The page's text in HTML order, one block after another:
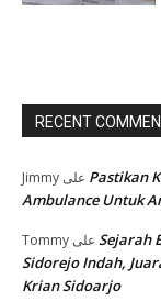
RECENT
Jimmy
Pastikan
Ambulance Untuk
Tommy
Sejarah
Sidorejo Indah,
Krian Sidoarjo